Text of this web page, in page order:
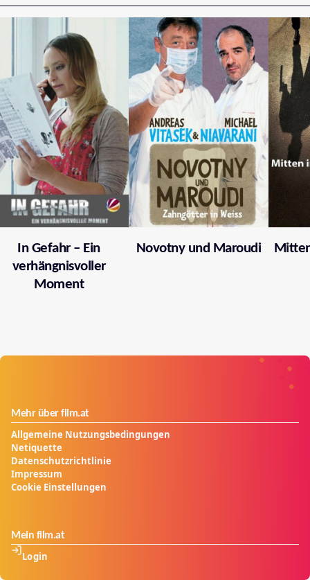
In Gefahr – Ein
verhängnisvoller
Moment
Novotny und Maroudi
Mehr über film.at
Allgemeine Nutzungsbedingungen
Netiquette
Datenschutzrichtlinie
Impressum
Cookie Einstellungen
Mein film.at
Login